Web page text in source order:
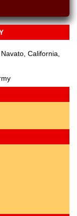
California,